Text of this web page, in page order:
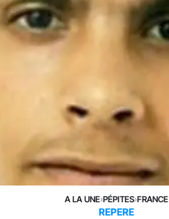
A LA UNE›PÉPITES›FRANCE
REPERE